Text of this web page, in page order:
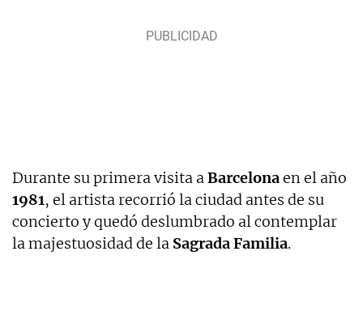
Durante su primera visita aBarcelonaen el año
1981, el artista recorrió la ciudad antes de su
concierto y quedó deslumbrado al contemplar
la majestuosidad de la Sagrada Familia.